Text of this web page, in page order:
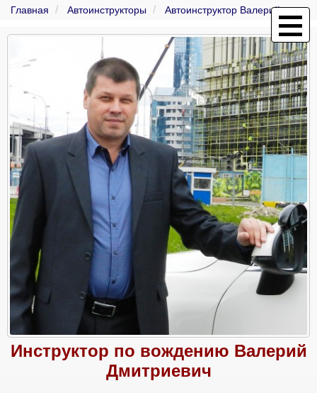
Главная Автоинструкторы Автоинструктор Валерий
Инструктор по вождению Валерий
Дмитриевич